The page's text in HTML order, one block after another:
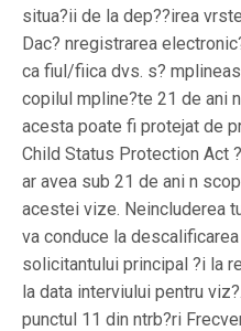
situa?ii de la dep??irea
Dac? nregistrarea
ca fiul/fiica dvs. s?
copilul mpline?te 21 de ani
acesta poate fi protejat de
Child Status Protection Act
ar avea sub 21 de ani n
acestei vize. Neincluderea
va conduce la descalificarea
solicitantului principal ?i la
la data interviului pentru
punctul 11 din ntrb?ri